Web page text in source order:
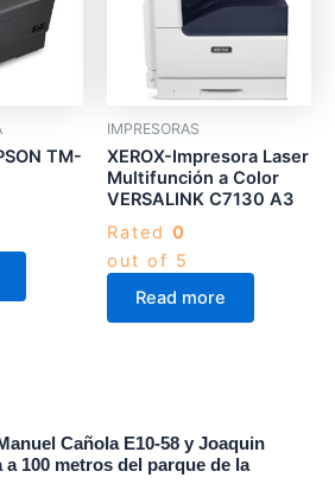
TM-
IMPRESORAS
XEROX-Impresora Laser
Multifunción a Color
VERSALINK C7130 A3
Rated 0
out of 5
Read more
Cañola E10-58 y Joaquin
100 metros del parque de la